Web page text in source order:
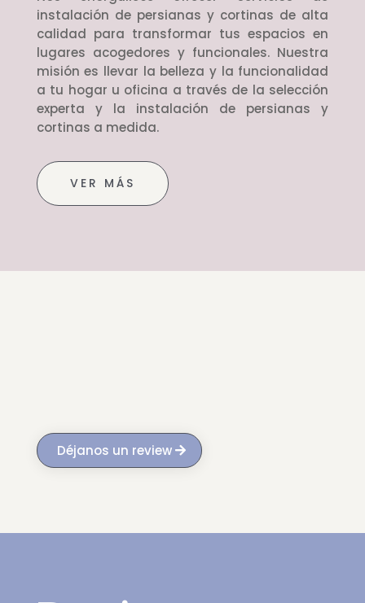
instalación de persianas y cortinas de alta
calidad para transformar tus espacios en
lugares acogedores y funcionales. Nuestra
misión es llevar la belleza y la funcionalidad
a tu hogar u oficina a través de la selección
experta y la instalación de persianas y
cortinas a medida.
VER MÁS
Déjanos un review